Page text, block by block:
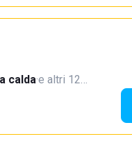
calda·e altri 12…